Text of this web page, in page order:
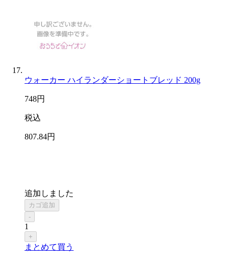
ウォーカー ハイランダーショートブレッド 200g
748円
税込
807.84円
追加しました
カゴ追加
-
1
+
まとめて買う